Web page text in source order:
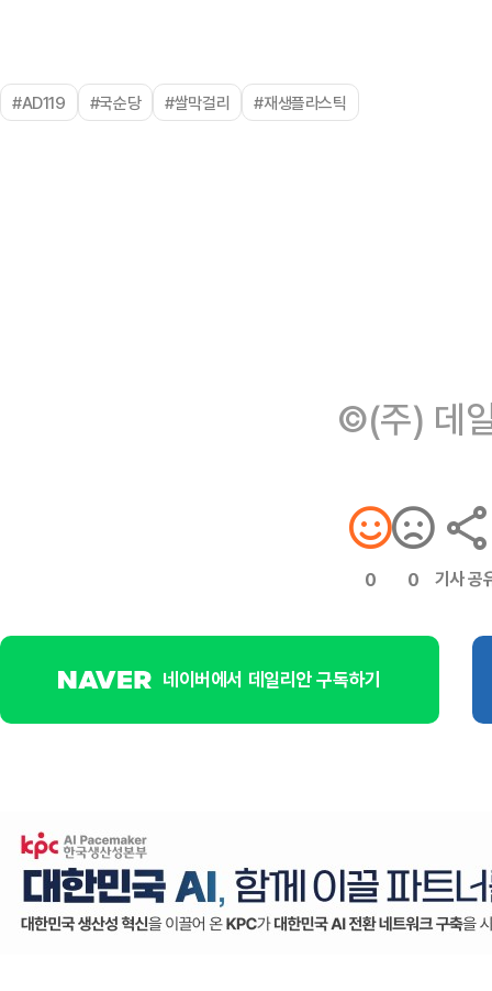
#AD119 #국순당 #쌀막걸리 #재생플라스틱
©(주) 데
0 0 기사 공
네이버에서 데일리안 구독하기